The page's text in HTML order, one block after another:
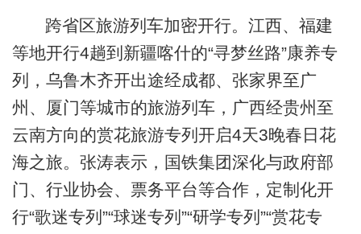
跨省区旅游列车加密开行。江西、福建
等地开行4趟到新疆喀什的“寻梦丝路”康养专
列，乌鲁木齐开出途经成都、张家界至广
州、厦门等城市的旅游列车，广西经贵州至
云南方向的赏花旅游专列开启4天3晚春日花
海之旅。张涛表示，国铁集团深化与政府部
门、行业协会、票务平台等合作，定制化开
行“歌迷专列”“球迷专列”“研学专列”“赏花专